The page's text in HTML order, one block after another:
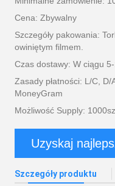
Cena: Zbywalny
Szczegóły pakowania:
owiniętym filmem.
Czas dostawy: W ciągu
Zasady płatności: L/C, D/
MoneyGram
Możliwość Supply:
Uzyskaj
Szczegóły produktu